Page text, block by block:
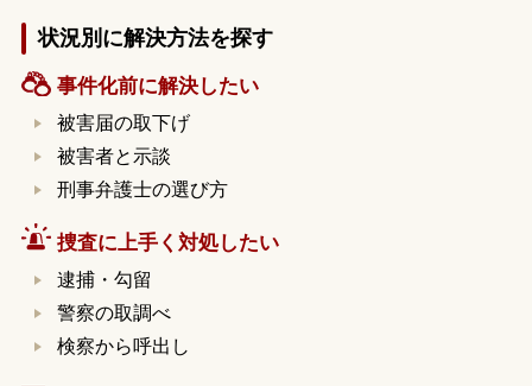
状況別に解決方法を探す
事件化前に解決したい
被害届の取下げ
被害者と示談
刑事弁護士の選び方
捜査に上手く対処したい
逮捕・勾留
警察の取調べ
検察から呼出し